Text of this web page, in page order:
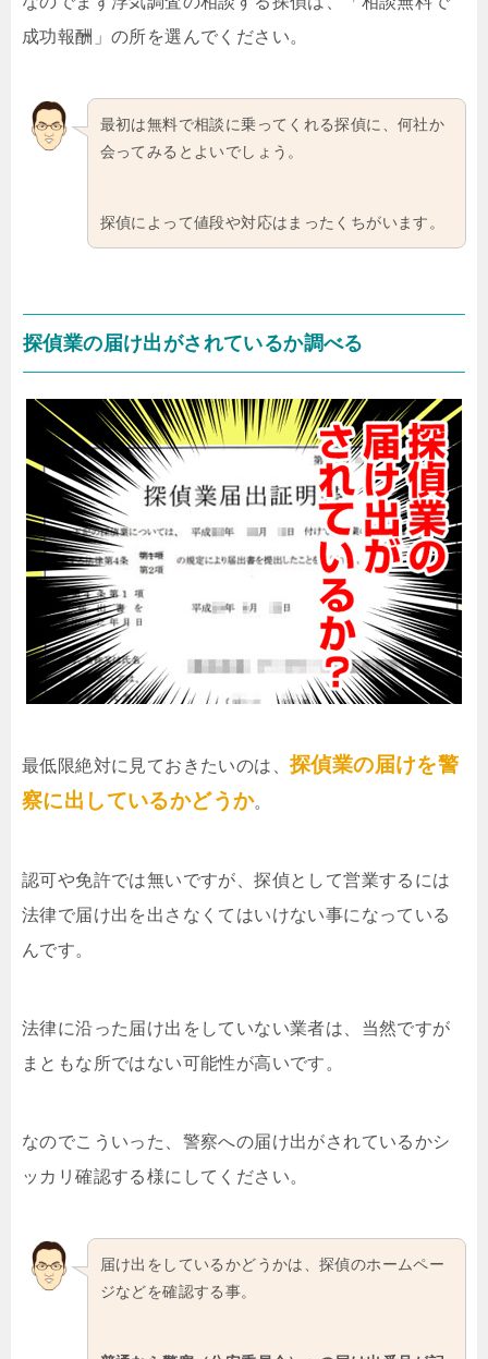
成功報酬」の所を選んでください。
最初は無料で相談に乗ってくれる探偵に、何社か
会ってみるとよいでしょう。
探偵によって値段や対応はまったくちがいます。
探偵業の届け出がされているか調べる
最低限絶対に見ておきたいのは、 探偵業の届けを警
察に出しているかどうか。
認可や免許では無いですが、探偵として営業するには
法律で届け出を出さなくてはいけない事になっている
んです。
法律に沿った届け出をしていない業者は、当然ですが
まともな所ではない可能性が高いです。
なのでこういった、警察への届け出がされているかシ
ッカリ確認する様にしてください。
届け出をしているかどうかは、探偵のホームペー
ジなどを確認する事。